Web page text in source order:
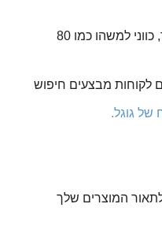
הימנעי מכותרות ארוכות במיוחד, כווני למשהו כמו 80
לקוחות מבצעים חיפוש
של גוגל.
המוצרים שלך